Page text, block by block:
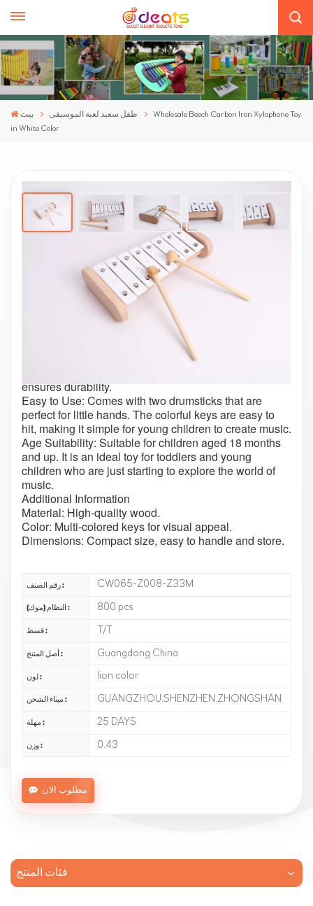
بيت طفل سعيد لعبة الموسيقى
Wholesale Beech Carbon Iron Xylophone Toy
in White Color
Wholesale Beech Carbon Iron Xylophone Toy
In White Color
Educational Benefits: It helps in developing auditory
and visual training while encouraging musical
awareness. Children can play their favorite nursery
rhymes with the 8 musical notes.
Safe and Durable: Made from plastic materials, it is
ensures durability.
Easy to Use: Comes with two drumsticks that are
perfect for little hands. The colorful keys are easy to
hit, making it simple for young children to create music.
Age Suitability: Suitable for children aged 18 months
and up. It is an ideal toy for toddlers and young
children who are just starting to explore the world of
music.
Additional Information
Material: High-quality wood.
Color: Multi-colored keys for visual appeal.
Dimensions: Compact size, easy to handle and store.
رقم الصنف : CW065-Z008-Z33M
النظام (موك) : 800 pcs
قسط : T/T
أصل المنتج : Guangdong China
لون : lion color
ميناء الشحن : GUANGZHOU,SHENZHEN,ZHONGSHAN
مهلة : 25 DAYS
وزن : 0.43
مطلوب الان
فئات المنتج